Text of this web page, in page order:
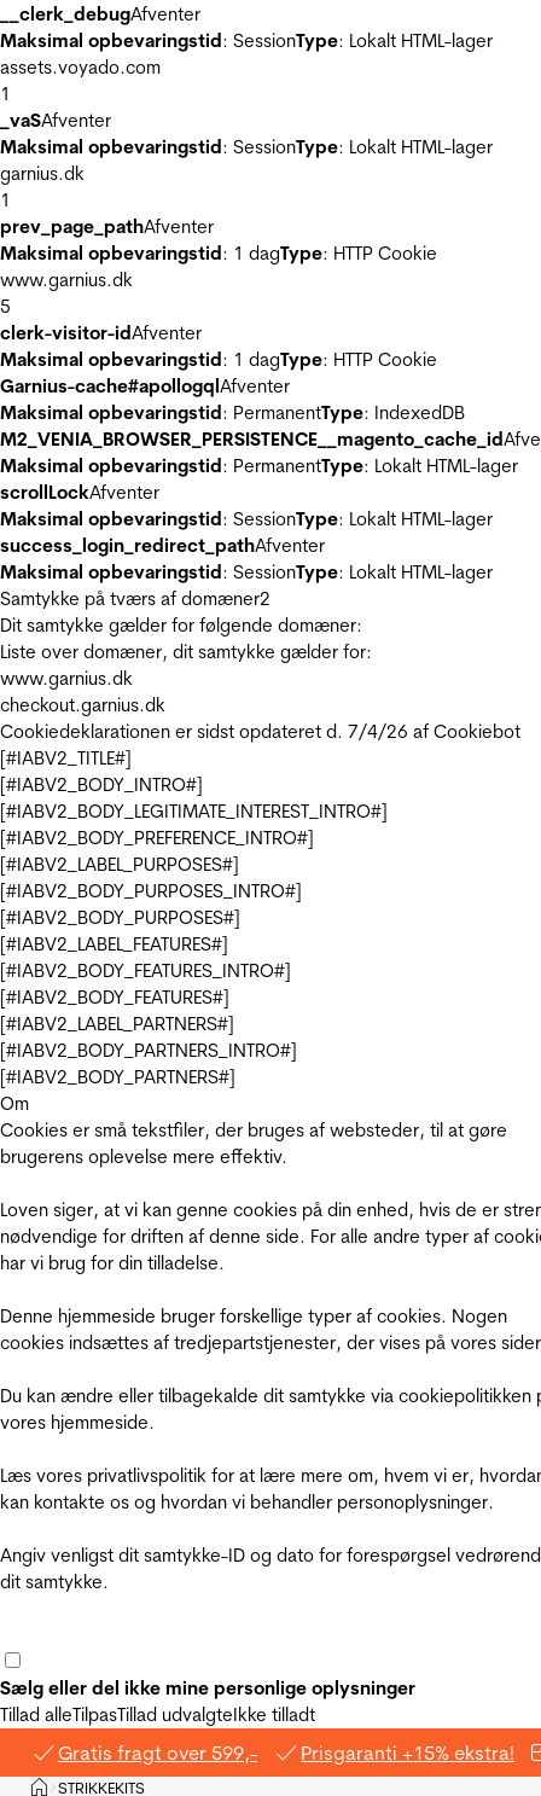
__clerk_debugAfventer
Maksimal opbevaringstid: SessionType: Lokalt HTML-lager
assets.voyado.com
1
_vaSAfventer
Maksimal opbevaringstid: SessionType: Lokalt HTML-lager
garnius.dk
1
prev_page_pathAfventer
Maksimal opbevaringstid: 1 dagType: HTTP Cookie
www.garnius.dk
5
clerk-visitor-idAfventer
Maksimal opbevaringstid: 1 dagType: HTTP Cookie
Garnius-cache#apollogqlAfventer
Maksimal opbevaringstid: PermanentType: IndexedDB
M2_VENIA_BROWSER_PERSISTENCE__magento_cache_id
Maksimal opbevaringstid: PermanentType: Lokalt HTML-lager
scrollLockAfventer
Maksimal opbevaringstid: SessionType: Lokalt HTML-lager
success_login_redirect_pathAfventer
Maksimal opbevaringstid: SessionType: Lokalt HTML-lager
Samtykke på tværs af domæner2
Dit samtykke gælder for følgende domæner:
Liste over domæner, dit samtykke gælder for:
www.garnius.dk
checkout.garnius.dk
Cookiedeklarationen er sidst opdateret d. 7/4/26 af Cookiebot
[#IABV2_TITLE#]
[#IABV2_BODY_INTRO#]
[#IABV2_BODY_LEGITIMATE_INTEREST_INTRO#]
[#IABV2_BODY_PREFERENCE_INTRO#]
[#IABV2_LABEL_PURPOSES#]
[#IABV2_BODY_PURPOSES_INTRO#]
[#IABV2_BODY_PURPOSES#]
[#IABV2_LABEL_FEATURES#]
[#IABV2_BODY_FEATURES_INTRO#]
[#IABV2_BODY_FEATURES#]
[#IABV2_LABEL_PARTNERS#]
[#IABV2_BODY_PARTNERS_INTRO#]
[#IABV2_BODY_PARTNERS#]
Om
Cookies er små tekstfiler, der bruges af websteder, til at gøre
brugerens oplevelse mere effektiv.
Loven siger, at vi kan genne cookies på din enhed, hvis de er
nødvendige for driften af denne side. For alle andre typer af
har vi brug for din tilladelse.
Denne hjemmeside bruger forskellige typer af cookies. Nogen
cookies indsættes af tredjepartstjenester, der vises på vores
Du kan ændre eller tilbagekalde dit samtykke via cookiepolitikken
vores hjemmeside.
Læs vores privatlivspolitik for at lære mere om, hvem vi er,
kan kontakte os og hvordan vi behandler personoplysninger.
Angiv venligst dit samtykke-ID og dato for forespørgsel
dit samtykke.
Sælg eller del ikke mine personlige oplysninger
Tillad alleTilpasTillad udvalgteIkke tilladt
Gratis fragt over 599,- Prisgaranti +15% ekstra!
Hjem
>STRIKKEKITS